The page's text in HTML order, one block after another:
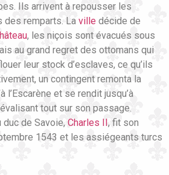
Ils arrivent à repousser les
des remparts. La ville décide de
, les niçois sont évacués sous
au grand regret des ottomans qui
leur stock d’esclaves, ce qu’ils
un contingent remonta la
l’Escarène et se rendit jusqu’à
tout sur son passage.
duc de Savoie, Charles II, fit son
1543 et les assiégeants turcs